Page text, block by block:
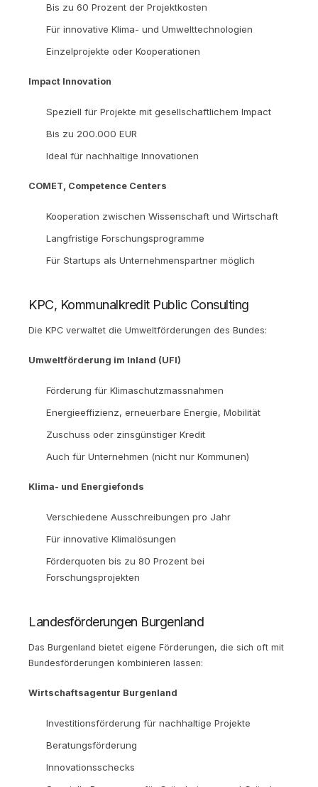
Bis zu 60 Prozent der Projektkosten
Für innovative Klima- und Umwelttechnologien
Einzelprojekte oder Kooperationen
Impact Innovation
Speziell für Projekte mit gesellschaftlichem Impact
Bis zu 200.000 EUR
Ideal für nachhaltige Innovationen
COMET, Competence Centers
Kooperation zwischen Wissenschaft und Wirtschaft
Langfristige Forschungsprogramme
Für Startups als Unternehmenspartner möglich
KPC, Kommunalkredit Public Consulting
Die KPC verwaltet die Umweltförderungen des Bundes:
Umweltförderung im Inland (UFI)
Förderung für Klimaschutzmassnahmen
Energieeffizienz, erneuerbare Energie, Mobilität
Zuschuss oder zinsgünstiger Kredit
Auch für Unternehmen (nicht nur Kommunen)
Klima- und Energiefonds
Verschiedene Ausschreibungen pro Jahr
Für innovative Klimalösungen
Förderquoten bis zu 80 Prozent bei
Forschungsprojekten
Landesförderungen Burgenland
Das Burgenland bietet eigene Förderungen, die sich oft mit
Bundesförderungen kombinieren lassen:
Wirtschaftsagentur Burgenland
Investitionsförderung für nachhaltige Projekte
Beratungsförderung
Innovationsschecks